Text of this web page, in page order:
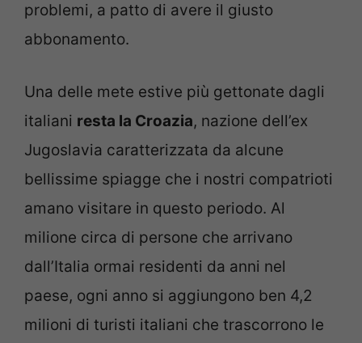
problemi, a patto di avere il giusto
abbonamento.
Una delle mete estive più gettonate dagli
italiani resta la Croazia, nazione dell’ex
Jugoslavia caratterizzata da alcune
bellissime spiagge che i nostri compatrioti
amano visitare in questo periodo. Al
milione circa di persone che arrivano
dall’Italia ormai residenti da anni nel
paese, ogni anno si aggiungono ben 4,2
milioni di turisti italiani che trascorrono le